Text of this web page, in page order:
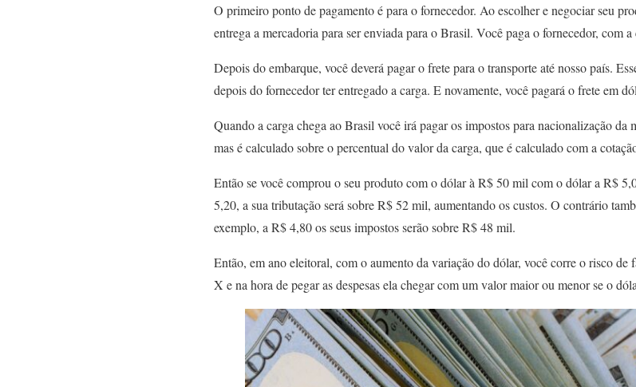
O primeiro ponto de pagamento é para o fornecedor. Ao escolher e negociar seu
entrega a mercadoria para ser enviada para o Brasil. Você paga o fornecedor, com
Depois do embarque, você deverá pagar o frete para o transporte até nosso país.
depois do fornecedor ter entregado a carga. E novamente, você pagará o frete em
Quando a carga chega ao Brasil você irá pagar os impostos para nacionalização da
mas é calculado sobre o percentual do valor da carga, que é calculado com a
Então se você comprou o seu produto com o dólar à R$ 50 mil com o dólar a R$
5,20, a sua tributação será sobre R$ 52 mil, aumentando os custos. O contrário
exemplo, a R$ 4,80 os seus impostos serão sobre R$ 48 mil.
Então, em ano eleitoral, com o aumento da variação do dólar, você corre o risco
X e na hora de pegar as despesas ela chegar com um valor maior ou menor se o